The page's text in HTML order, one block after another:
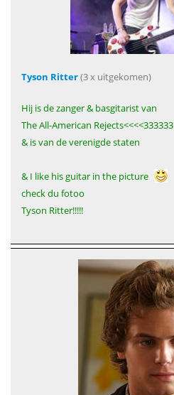
Tyson Ritter(3 x uitgekomen)
Hij is de zanger & basgitarist van
The All-American Rejects<<<<333333
& is van de verenigde staten
& I like his guitar in the picture
check du fotoo
Tyson Ritter!!!!!